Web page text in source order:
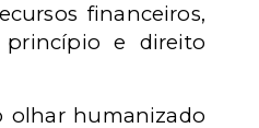
financeiros,
e direito
olhar humanizado